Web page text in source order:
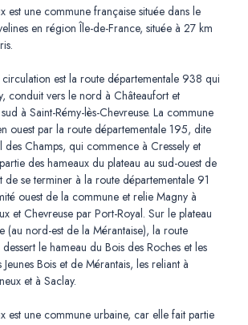
est une commune française située dans le
en région Île-de-France, située à 27 km
est la route départementale 938 qui
conduit vers le nord à Châteaufort et
à Saint-Rémy-lès-Chevreuse. La commune
ouest par la route départementale 195, dite
des Champs, qui commence à Cressely et
des hameaux du plateau au sud-ouest de
de se terminer à la route départementale 91
ouest de la commune et relie Magny à
et Chevreuse par Port-Royal. Sur le plateau
(au nord-est de la Mérantaise), la route
le hameau du Bois des Roches et les
Bois et de Mérantais, les reliant à
et à Saclay.
est une commune urbaine, car elle fait partie